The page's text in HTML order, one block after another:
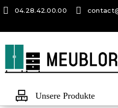
04.28.42.00.00
Unsere Produkte